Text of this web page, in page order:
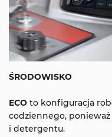
ŚRODOWISKO
ECO to konfiguracja
codziennego,
i detergentu.